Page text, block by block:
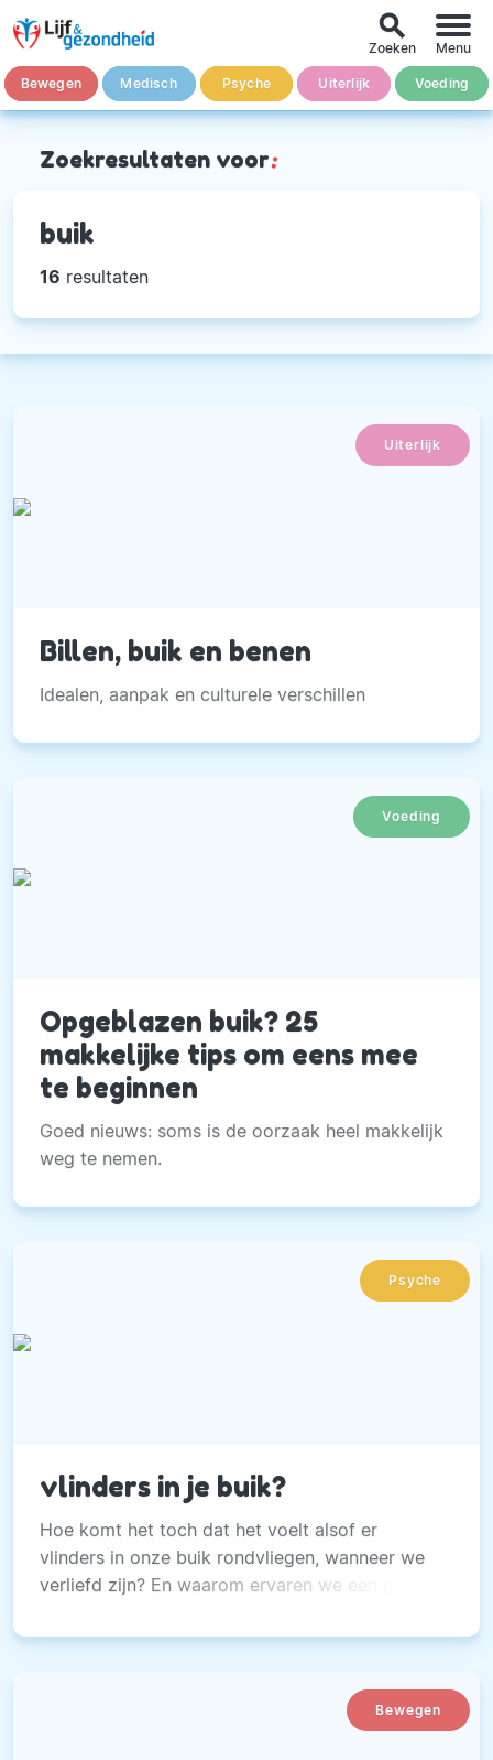
Bewegen Medisch Psyche Uiterlijk Voeding
search
Zoeken Menu
Zoekresultaten voor:
buik
16 resultaten
Uiterlijk
Billen, buik en benen
Idealen, aanpak en culturele verschillen
Voeding
Opgeblazen buik? 25
makkelijke tips om eens mee
te beginnen
Goed nieuws: soms is de oorzaak heel makkelijk
weg te nemen.
Psyche
vlinders in je buik?
Hoe komt het toch dat het voelt alsof er
vlinders in onze buik rondvliegen, wanneer we
verliefd zijn? En waarom ervaren we een gevoel
uitdaging staan?
Bewegen